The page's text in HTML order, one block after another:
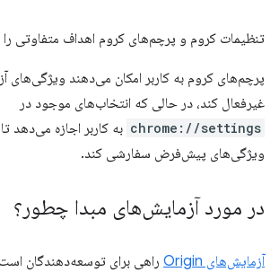
تنظیمات کروم و پرچم‌های کروم اهداف متفاوتی را
پرچم‌های کروم به کاربر امکان می‌دهند ویژگی‌های
غیرفعال کند، در حالی که انتخاب‌های موجود در
chrome://settings به کاربر اجازه می‌دهد
ویژگی‌های پیش‌فرض سفارشی کند.
در مورد آزمایش‌های مبدا چطور؟
آزمایش‌های Origin
راهی برای توسعه‌دهندگان